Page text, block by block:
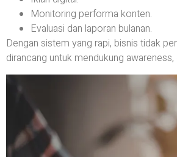
Monitoring performa konten.
Evaluasi dan laporan bulanan.
Dengan sistem yang rapi, bisnis tidak
dirancang untuk mendukung